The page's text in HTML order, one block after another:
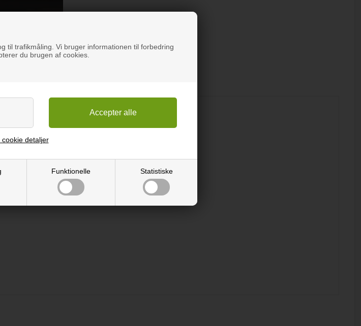
til trafikmåling. Vi bruger informationen til forbedring
du brugen af cookies.
Funktionelle Statistiske
cookie detaljer